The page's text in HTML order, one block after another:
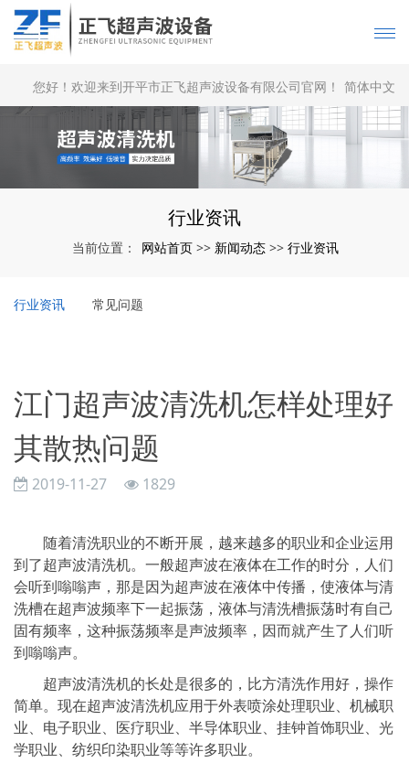
您好！欢迎来到开平市正飞超声波设备有限公司官网！ 简体中文
| English
行业资讯
当前位置： 网站首页 >> 新闻动态 >> 行业资讯
行业资讯 常见问题
江门超声波清洗机怎样处理好
其散热问题
2019-11-27 1829
随着清洗职业的不断开展，越来越多的职业和企业运用
到了超声波清洗机。一般超声波在液体在工作的时分，人们
会听到嗡嗡声，那是因为超声波在液体中传播，使液体与清
洗槽在超声波频率下一起振荡，液体与清洗槽振荡时有自己
固有频率，这种振荡频率是声波频率，因而就产生了人们听
到嗡嗡声。
超声波清洗机的长处是很多的，比方清洗作用好，操作
简单。现在超声波清洗机应用于外表喷涂处理职业、机械职
业、电子职业、医疗职业、半导体职业、挂钟首饰职业、光
学职业、纺织印染职业等等许多职业。